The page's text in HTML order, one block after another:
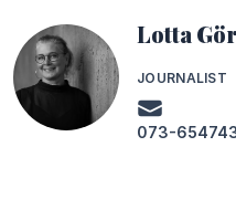
Lotta
JOURNALIST
073-